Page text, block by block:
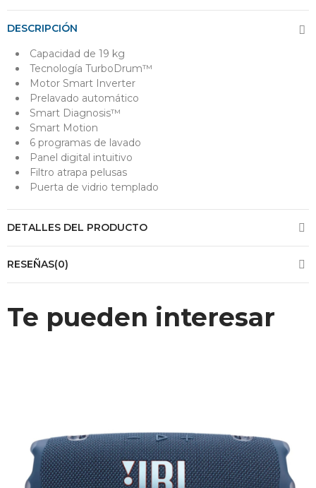
DESCRIPCIÓN
Capacidad de 19 kg
Tecnología TurboDrum™
Motor Smart Inverter
Prelavado automático
Smart Diagnosis™
Smart Motion
6 programas de lavado
Panel digital intuitivo
Filtro atrapa pelusas
Puerta de vidrio templado
DETALLES DEL PRODUCTO
RESEÑAS(0)
Te pueden interesar